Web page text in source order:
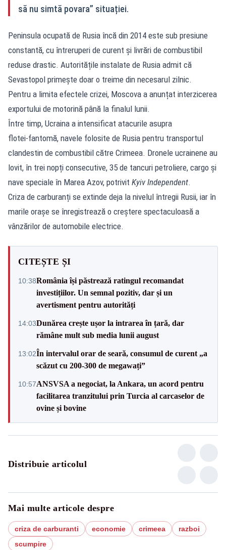
să nu simtă povara” situației.
Peninsula ocupată de Rusia încă din 2014 este sub presiune
constantă, cu întreruperi de curent și livrări de combustibil
reduse drastic. Autoritățile instalate de Rusia admit că
Sevastopol primește doar o treime din necesarul zilnic.
Pentru a limita efectele crizei, Moscova a anunțat interzicerea
exportului de motorină până la finalul lunii.
Între timp, Ucraina a intensificat atacurile asupra
flotei‑fantomă, navele folosite de Rusia pentru transportul
clandestin de combustibil către Crimeea. Dronele ucrainene au
lovit, în trei nopți consecutive, 35 de tancuri petroliere, cargo și
nave speciale în Marea Azov, potrivit Kyiv Independent.
Criza de carburanți se extinde deja la nivelul întregii Rusii, iar în
marile orașe se înregistrează o creștere spectaculoasă a
vânzărilor de automobile electrice.
CITEȘTE ȘI
10:38România își păstrează ratingul recomandat
investițiilor. Un semnal pozitiv, dar și un
avertisment pentru autorități
14:03Dunărea crește ușor la intrarea în țară, dar
rămâne mult sub media lunii august
13:02În intervalul orar de seară, consumul de curent „a
scăzut cu 200-300 de megawați”
10:57ANSVSA a negociat, la Ankara, un acord pentru
facilitarea tranzitului prin Turcia al carcaselor de
ovine și bovine
Distribuie articolul
Mai multe articole despre
criza de carburanti economie crimeea
razboi
scumpire